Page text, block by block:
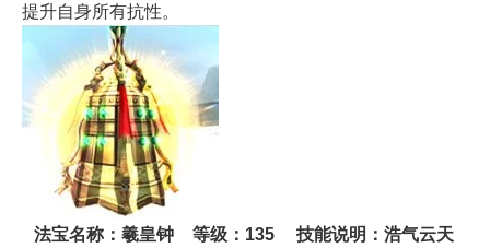
提升自身所有抗性。
法宝名称： 羲皇钟 等级：135 技能说明：浩气云天